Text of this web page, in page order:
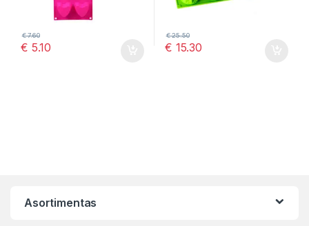
€ 5.10
€7.60
€ 15.30
€25.50
Asortimentas